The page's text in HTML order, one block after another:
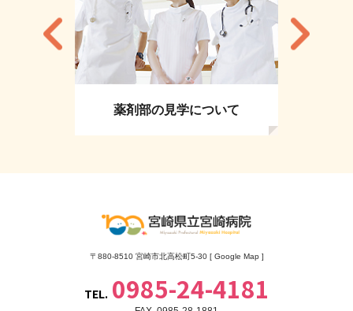
薬剤部の見学について
〒880-8510 宮崎市北高松町5-30 [ Google Map]
TEL. 0985-24-4181